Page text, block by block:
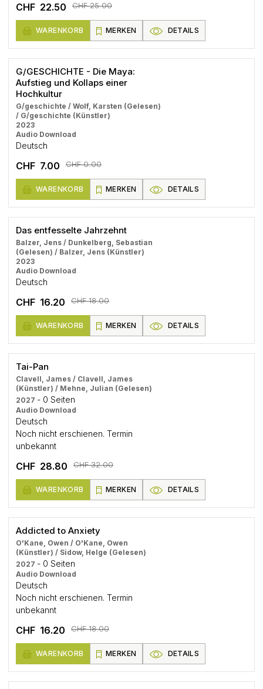
CHF 22.50 CHF 25.00
WARENKORB MERKEN DETAILS
G/GESCHICHTE - Die Maya:
Aufstieg und Kollaps einer
Hochkultur
G/geschichte / Wolf, Karsten (Gelesen)
/ G/geschichte (Künstler)
2023
Audio Download
Deutsch
CHF 7.00 CHF 0.00
WARENKORB MERKEN DETAILS
Das entfesselte Jahrzehnt
Balzer, Jens / Dunkelberg, Sebastian
(Gelesen) / Balzer, Jens (Künstler)
2023
Audio Download
Deutsch
CHF 16.20 CHF 18.00
WARENKORB MERKEN DETAILS
Tai-Pan
Clavell, James / Clavell, James
(Künstler) / Mehne, Julian (Gelesen)
2027 - 0 Seiten
Audio Download
Deutsch
Noch nicht erschienen. Termin
unbekannt
CHF 28.80 CHF 32.00
WARENKORB MERKEN DETAILS
Addicted to Anxiety
O'Kane, Owen / O'Kane, Owen
(Künstler) / Sidow, Helge (Gelesen)
2027 - 0 Seiten
Audio Download
Deutsch
Noch nicht erschienen. Termin
unbekannt
CHF 16.20 CHF 18.00
WARENKORB MERKEN DETAILS